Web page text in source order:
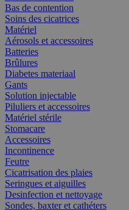
Bas de contention
Soins des cicatrices
Matériel
Aérosols et accessoires
Batteries
Brûlures
Diabetes materiaal
Gants
Solution injectable
Piluliers et accessoires
Matériel stérile
Stomacare
Accessoires
Incontinence
Feutre
Cicatrisation des plaies
Seringues et aiguilles
Desinfection et nettoyage
Sondes, baxter et cathéters